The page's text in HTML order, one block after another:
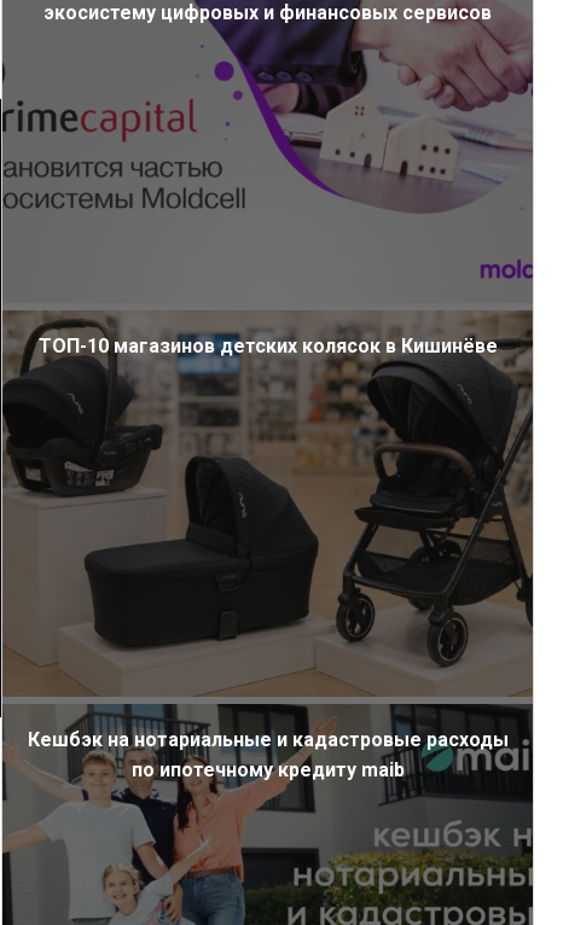
экосистему цифровых и финансовых сервисов
ТОП-10 магазинов детских колясок в Кишинёве
Кешбэк на нотариальные и кадастровые расходы
по ипотечному кредиту maib